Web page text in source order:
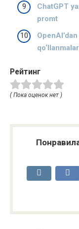
ChatGPT
promt
qo‘llanmalar
Рейтинг
( Пока оценок нет )